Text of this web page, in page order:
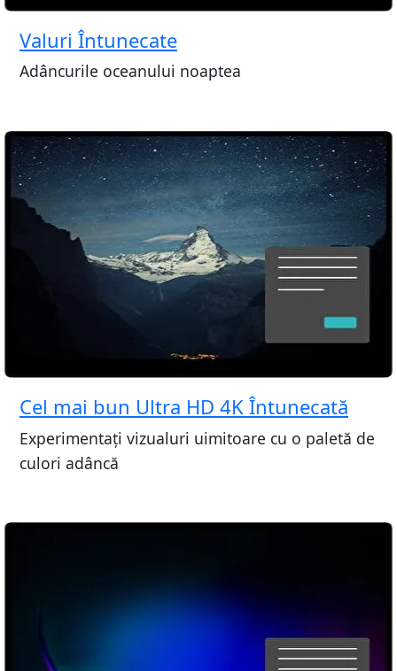
Valuri Întunecate
Adâncurile oceanului noaptea
Cel mai bun Ultra HD 4K Întunecată
Experimentați vizualuri uimitoare cu o paletă de
culori adâncă